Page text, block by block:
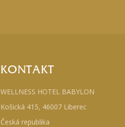
KONTAKT
WELLNESS HOTEL BABYLON
Košická 415, 46007 Liberec
Česká republika